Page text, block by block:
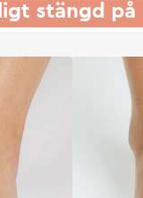
stängd